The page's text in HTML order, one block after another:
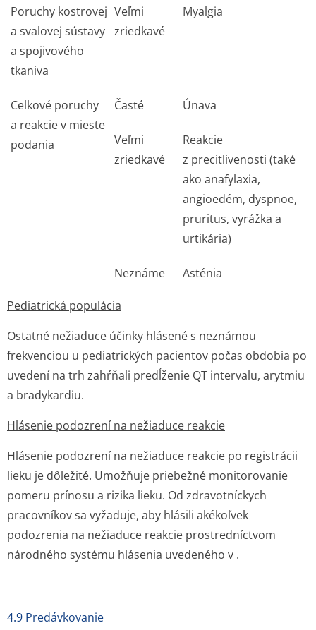
Poruchy kostrovej
a svalovej sústavy
a spojivového
tkaniva
Veľmi
zriedkavé
Myalgia
Celkové poruchy
a reakcie v mieste
podania
Časté Únava
Veľmi
zriedkavé
Reakcie
z precitlivenosti (také
ako anafylaxia,
angioedém, dyspnoe,
pruritus, vyrážka a
urtikária)
Neznáme Asténia
Pediatrická populácia
Ostatné nežiaduce účinky hlásené s neznámou
frekvenciou u pediatrických pacientov počas obdobia po
uvedení na trh zahŕňali predĺženie QT intervalu, arytmiu
a bradykardiu.
Hlásenie podozrení na nežiaduce reakcie
Hlásenie podozrení na nežiaduce reakcie po registrácii
lieku je dôležité. Umožňuje priebežné monitorovanie
pomeru prínosu a rizika lieku. Od zdravotníckych
pracovníkov sa vyžaduje, aby hlásili akékoľvek
podozrenia na nežiaduce reakcie prostredníctvom
národného systému hlásenia uvedeného v .
4.9 Predávkovanie